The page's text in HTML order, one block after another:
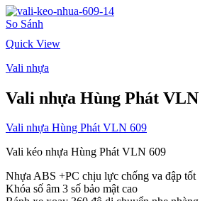
So Sánh
Quick View
Vali nhựa
Vali nhựa Hùng Phát VLN
Vali nhựa Hùng Phát VLN 609
Vali kéo nhựa Hùng Phát VLN 609
Nhựa ABS +PC chịu lực chống va đập tốt
Khóa số âm 3 số bảo mật cao